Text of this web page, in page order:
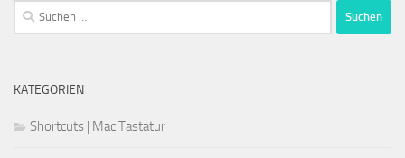
Suchen
nach:
KATEGORIEN
Shortcuts | Mac Tastatur